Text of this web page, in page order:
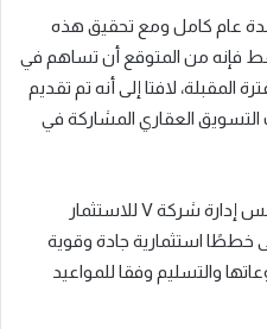
عام كامل ومع تحقيق هذه
فإنه من المتوقع أن تساهم في
المقبلة، لافتا إلى أنه تم تقديم
العقاري المشاركة في
وأضاف إسلام البغدادي، رئيس مجلس إدارة شركة V للاستثمار
خططًا استثمارية جادة وقوية
والتسليم وفقا للمواعيد